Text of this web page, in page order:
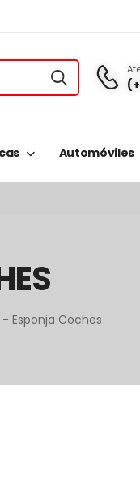
Automóviles
Esponja Coches